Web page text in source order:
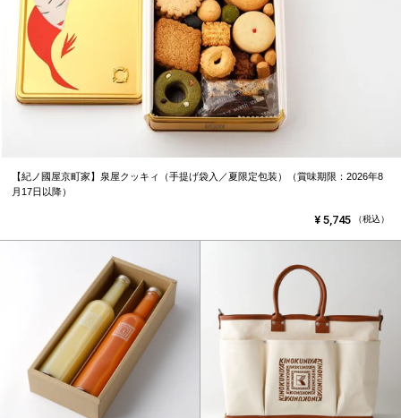
【紀ノ國屋京町家】泉屋クッキィ（手提げ袋入／夏限定包装）（賞味期限：2026年8
月17日以降）
¥ 5,745 （税込）